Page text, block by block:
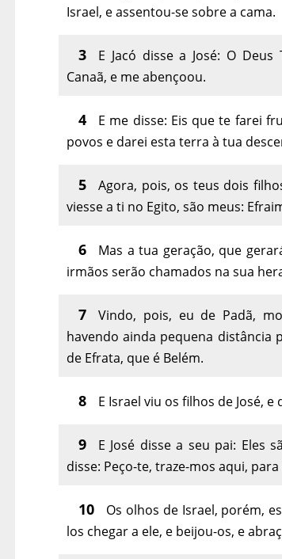
Israel, e assentou-se sobre a cama.
3
E Jacó disse a José: O
Canaã, e me abençoou.
4
E me disse: Eis que te farei
povos e darei esta terra à tua
5
Agora, pois, os teus dois
viesse a ti no Egito, são meus:
6
Mas a tua geração, que
irmãos serão chamados na sua
7
Vindo, pois, eu de Padã,
havendo ainda pequena distância
de Efrata, que é Belém.
8 E Israel viu os filhos de José, e
9
E José disse a seu pai: Eles
disse: Peço-te, traze-mos aqui,
10
Os olhos de Israel, porém,
los chegar a ele, e beijou-os, e